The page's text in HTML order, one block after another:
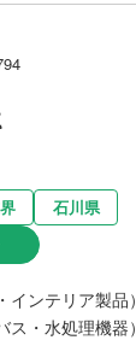
石川県
ンテリア製品）
・水処理機器）